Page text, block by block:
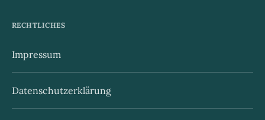
RECHTLICHES
Impressum
Datenschutzerklärung